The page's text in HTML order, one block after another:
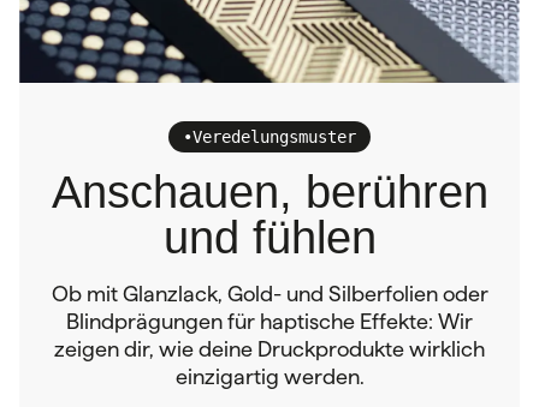
•Veredelungsmuster
Anschauen, berühren
und fühlen
Ob mit Glanzlack, Gold- und Silberfolien oder
Blindprägungen für haptische Effekte: Wir
zeigen dir, wie deine Druckprodukte wirklich
einzigartig werden.